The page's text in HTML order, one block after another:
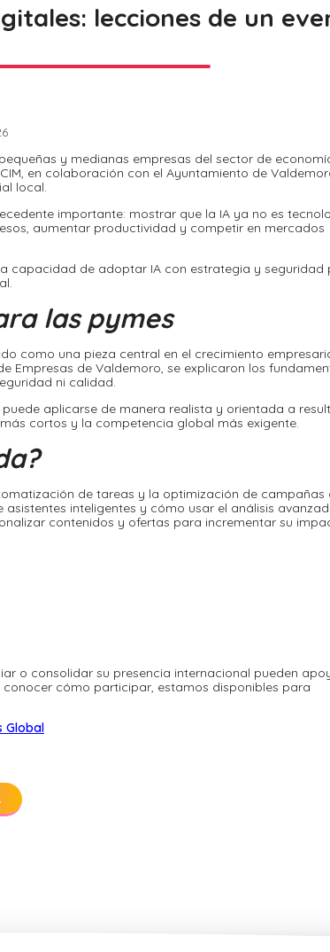
lecciones de un
y medianas empresas del sector de
en colaboración con el Ayuntamiento de
local.
importante: mostrar que la IA ya no es
aumentar productividad y competir en mercados
capacidad de adoptar IA con estrategia y seguridad
las pymes
como una pieza central en el crecimiento
Empresas de Valdemoro, se explicaron los
ni calidad.
aplicarse de manera realista y orientada a
cortos y la competencia global más exigente.
de tareas y la optimización de campañas
inteligentes y cómo usar el análisis
contenidos y ofertas para incrementar su
o consolidar su presencia internacional pueden
cómo participar, estamos disponibles para
Global